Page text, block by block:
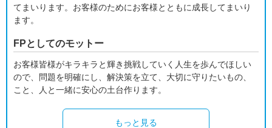
てまいります。お客様のためにお客様とともに成長してまいり
ます。
FPとしてのモットー
お客様皆様がキラキラと輝き挑戦していく人生を歩んでほしい
ので、問題を明確にし、解決策を立て、大切に守りたいもの、
こと、人と一緒に安心の土台作ります。
もっと見る